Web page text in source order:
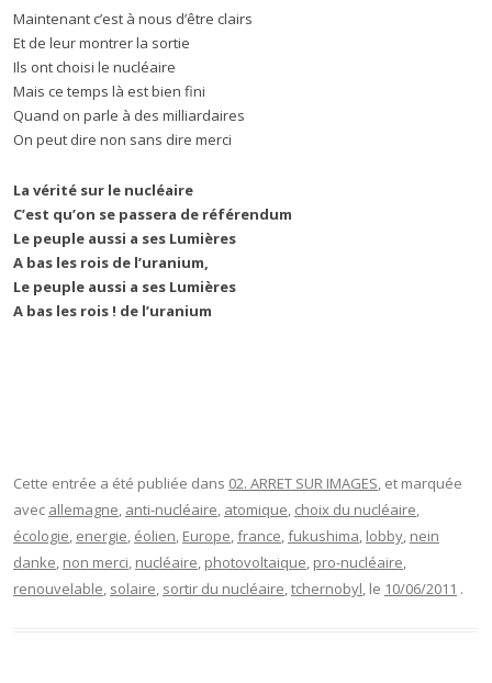
Maintenant c’est à nous d’être clairs
Et de leur montrer la sortie
Ils ont choisi le nucléaire
Mais ce temps là est bien fini
Quand on parle à des milliardaires
On peut dire non sans dire merci
La vérité sur le nucléaire
C’est qu’on se passera de référendum
Le peuple aussi a ses Lumières
A bas les rois de l’uranium,
Le peuple aussi a ses Lumières
A bas les rois ! de l’uranium
Cette entrée a été publiée dans 02. ARRET SUR IMAGES, et marquée
avec allemagne, anti-nucléaire, atomique, choix du nucléaire,
écologie, energie, éolien, Europe,france,fukushima, lobby, nein
danke, non merci, nucléaire, photovoltaique, pro-nucléaire,
renouvelable, solaire, sortir du nucléaire,tchernobyl, le 10/06/2011 .